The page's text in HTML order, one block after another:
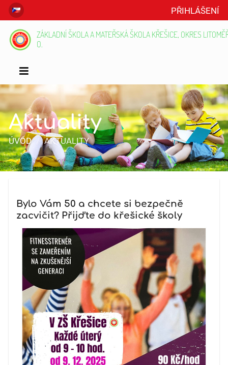
PŘIHLÁŠENÍ
ZÁKLADNÍ ŠKOLA A MATEŘSKÁ ŠKOLA KŘEŠICE, OKRES
O.
Aktuality
ÚVOD AKTUALITY
Bylo Vám 50 a chcete si bezpečně
zacvičit? Přijďte do křešické školy